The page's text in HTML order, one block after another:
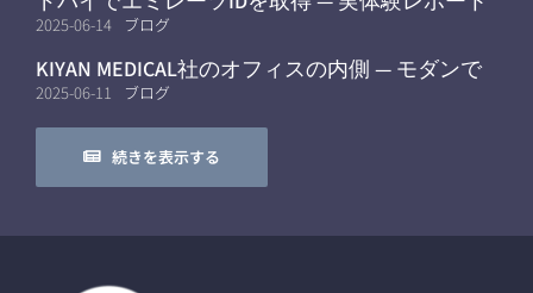
2025-06-14 ブログ
KIYAN MEDICAL社のオフィスの内側 — モダンで
モバイルなワークフロー
2025-06-11 ブログ
続きを表示する